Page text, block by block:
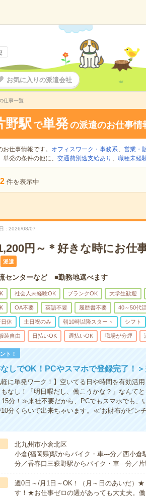
お気に入りの派遣会社
仕事一覧
野駅 で単発の派遣のお仕事情
仕事情報です。 オフィスワーク・事務系、 営業・
発の条件の他に、 交通費別途支給あり 、 職種未経
2 件を表示中
2026/08/07
円～＊好きな時にお仕
派遣
センターなど ■勤務地選べます
社会人未経験OK ブランクOK 大学生歓迎
OA不要 英語不要 履歴書不要 40～50代
日休 土日祝のみ 朝10時以降スタート シフト
装自由 日払いOK 週払いOK 職場が分煙
ト！
なしでOK！PCやスマホで登録完了！
軽に単発ワーク！】空いてる日や時間を有効
なし！「明日暇だし、働こうかな？」なんて
15分！≫来社不要だから、PCでもスマホでも、
10分くらいで出来ちゃいます。≪‘お財布がピ
北九州市小倉北区
小倉(福岡県)駅からバイク・車---分／西小
分／香春口三萩野駅からバイク・車---分／
週0日～/月1日～OK！（月～日のあいだ）
す！★お仕事ゼロの週があっても大丈夫。